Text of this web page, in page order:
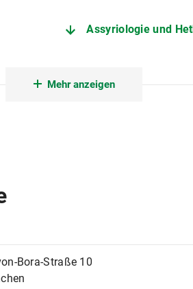
Assyriologie und
Mehr anzeigen
Bora-Straße 10